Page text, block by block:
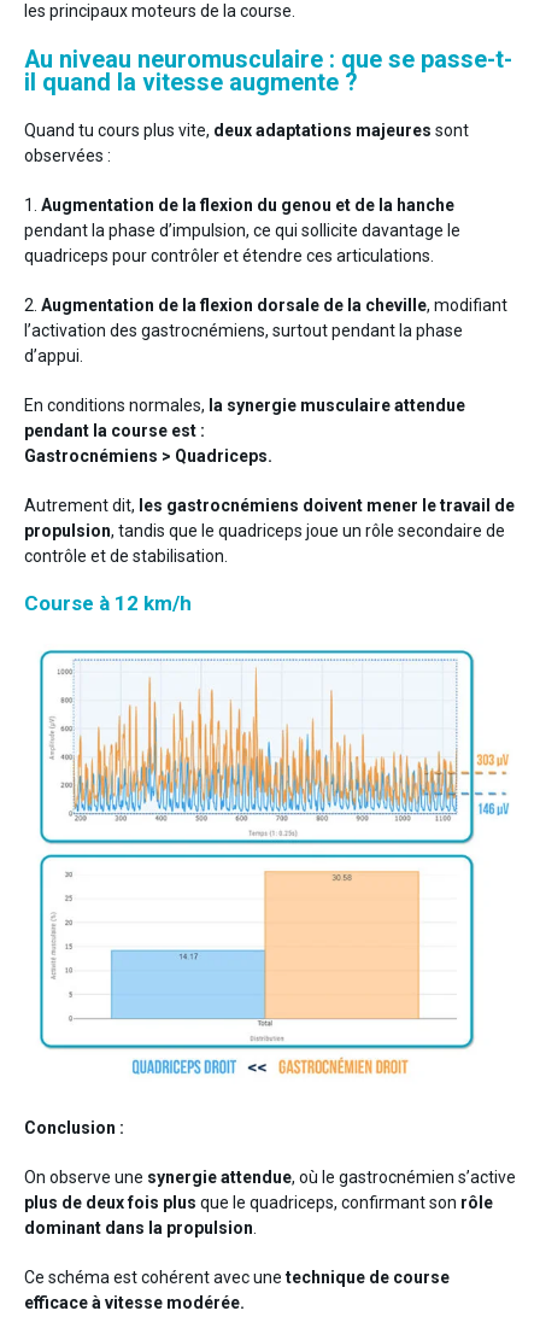
les principaux moteurs de la course.
Au niveau neuromusculaire : que se passe-t-
il quand la vitesse augmente ?
Quand tu cours plus vite, deux adaptations majeures sont
observées :
1. Augmentation de la flexion du genou et de la hanche
pendant la phase d’impulsion, ce qui sollicite davantage le
quadriceps pour contrôler et étendre ces articulations.
2. Augmentation de la flexion dorsale de la cheville, modifiant
l’activation des gastrocnémiens, surtout pendant la phase
d’appui.
En conditions normales, la synergie musculaire attendue
pendant la course est :
Gastrocnémiens > Quadriceps.
Autrement dit, les gastrocnémiens doivent mener le travail de
propulsion, tandis que le quadriceps joue un rôle secondaire de
contrôle et de stabilisation.
Course à 12 km/h
Conclusion :
On observe une synergie attendue, où le gastrocnémien s’active
plus de deux fois plus que le quadriceps, confirmant son rôle
dominant dans la propulsion.
Ce schéma est cohérent avec une technique de course
efficace à vitesse modérée.